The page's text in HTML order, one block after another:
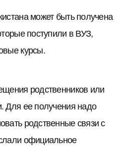
может быть получена
поступили в ВУЗ,
курсы.
родственников или
Для ее получения надо
родственные связи с
официальное